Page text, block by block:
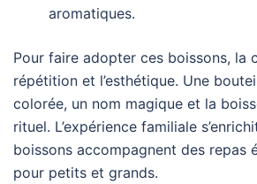
aromatiques.
Pour faire adopter ces boissons, la
répétition et l’esthétique. Une
colorée, un nom magique et la
rituel. L’expérience familiale
boissons accompagnent des repas
pour petits et grands.